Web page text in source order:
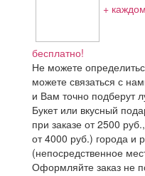
+
бесплатно!
Не можете
можете связаться с
и Вам точно подберут
Букет или вкусный
при заказе от 2500
от 4000 руб.) города и
(непосредственное
Оформляйте заказ не